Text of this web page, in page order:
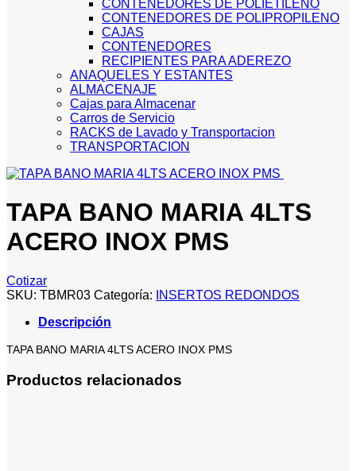
CONTENEDORES DE POLIETILENO
CONTENEDORES DE POLIPROPILENO
CAJAS
CONTENEDORES
RECIPIENTES PARA ADEREZO
ANAQUELES Y ESTANTES
ALMACENAJE
Cajas para Almacenar
Carros de Servicio
RACKS de Lavado y Transportacion
TRANSPORTACION
TAPA BANO MARIA 4LTS
ACERO INOX PMS
Cotizar
SKU: TBMR03 Categoría:
INSERTOS REDONDOS
Descripción
TAPA BANO MARIA 4LTS ACERO INOX PMS
Productos relacionados